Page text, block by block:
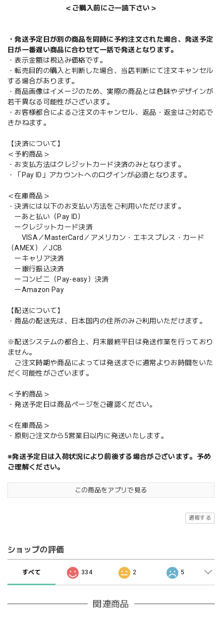
＜ご購入前にご一読下さい＞
・発送予定日が別の商品を同時に予約注文された場合、発送予定
日が一番遅い商品に合わせて一括で発送となります。
・表示金額は税込み価格です。
・転売目的の購入と判断した場合、当店判断にて注文キャンセル
する場合があります。
・商品画像はイメージのため、実際の商品とは色味やデザインが
若干異なる可能性がございます。
・お客様都合によるご注文のキャンセル、返品・返金はご対応で
きかねます。
【決済について】
＜予約商品＞
・お支払方法はクレジットカード決済のみとなります。
・「Pay ID」アカウントへのログインが必須となります。
＜在庫商品＞
・決済には以下のお支払い方法をご利用いただけます。
ーあと払い（Pay ID）
ークレジットカード決済
VISA／MasterCard／アメリカン・エキスプレス・カード
（AMEX）／JCB
ーキャリア決済
ー銀行振込決済
ーコンビニ（Pay-easy）決済
ーAmazon Pay
【配送について】
・商品の配送先は、日本国内の住所のみご利用いただけます。
※配送システムの都合上、月末最終平日は発送作業を行っており
ません。
ご注文時期や商品によっては発送までに通常よりお時間をいた
だく可能性がございます。
＜予約商品＞
・発送予定日は商品ページをご確認ください。
＜在庫商品＞
・原則ご注文から5営業日以内に発送いたします。
※発送予定日は入荷状況により前後する場合がございます。予め
ご理解ください。
この商品をアプリで見る
通報する
ショップの評価
すべて 334 2 5
関連商品